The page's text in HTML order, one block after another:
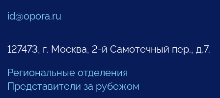
id@opora.ru
127473, г. Москва, 2-й Самотечный пер., д.7.
Региональные отделения
Представители за рубежом